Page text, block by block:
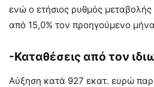
ενώ ο ετήσιος ρυθμός
από 15,0% τον προηγούμενο
-Καταθέσεις από τον
Αύξηση κατά 927 εκατ. ευρώ